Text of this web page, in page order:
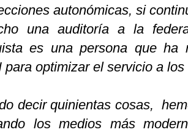
autonómicas, si
una auditoría a la
es una persona que ha
para optimizar el servicio a
decir quinientas cosas,
los medios más